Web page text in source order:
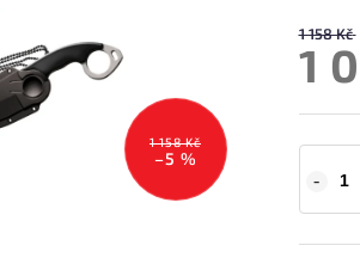
1 158 Kč
–5 %
1 158 Kč
1